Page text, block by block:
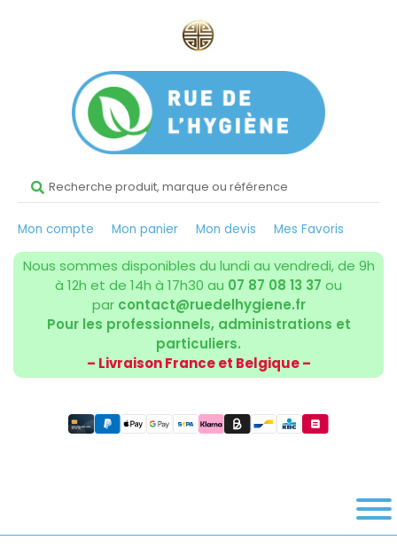
Mon compte Mon panier Mon devis Mes Favoris
Nous sommes disponibles du lundi au vendredi, de 9h
à 12h et de 14h à 17h30 au 07 87 08 13 37 ou
par contact@ruedelhygiene.fr
Pour les professionnels, administrations et
particuliers.
– Livraison France et Belgique –